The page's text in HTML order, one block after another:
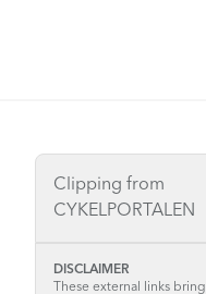
Clipping from
CYKELPORTALEN
DISCLAIMER
These external links bring